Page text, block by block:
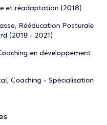
et réadaptation (2018)
Rééducation Posturale
(2018 - 2021)
en développement
Coaching - Spécialisation